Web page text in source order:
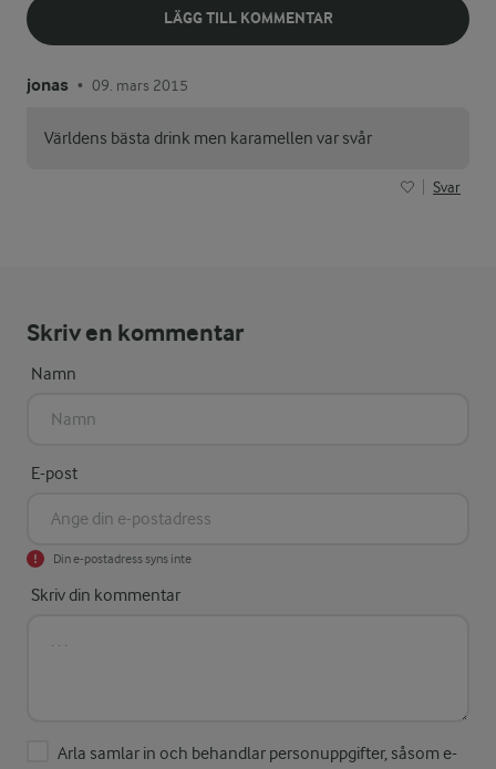
LÄGG TILL KOMMENTAR
jonas • 09. mars 2015
Världens bästa drink men karamellen var svår
Svar
Skriv en kommentar
Namn
E-post
Din e-postadress syns inte
Skriv din kommentar
Arla samlar in och behandlar personuppgifter, såsom e-